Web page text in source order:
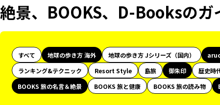
絶景、BOOKS、D-Booksのガ
すべて 地球の歩き方 海外 地球の歩き方 Jシリーズ（国内）
ランキング&テクニック
Resort Style 島旅 御朱印 歴史時
BOOKS 旅の名言＆絶景
BOOKS 旅と健康 BOOKS 旅の読み物